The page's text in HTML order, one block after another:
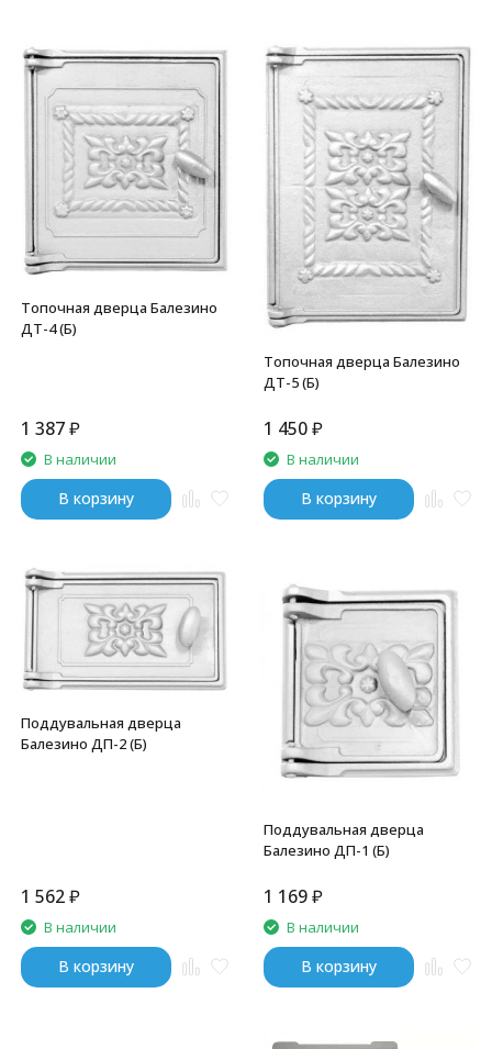
Топочная дверца Балезино
ДТ-4 (Б)
1 387₽
В наличии
В корзину
Топочная дверца Балезино
ДТ-5 (Б)
1 450₽
В наличии
В корзину
Поддувальная дверца
Балезино ДП-2 (Б)
1 562₽
В наличии
В корзину
Поддувальная дверца
Балезино ДП-1 (Б)
1 169₽
В наличии
В корзину